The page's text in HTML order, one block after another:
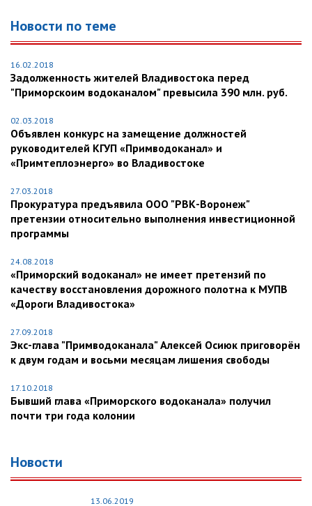
Новости по теме
16.02.2018
Задолженность жителей Владивостока перед
"Приморскоим водоканалом" превысила 390 млн. руб.
02.03.2018
Объявлен конкурс на замещение должностей
руководителей КГУП «Примводоканал» и
«Примтеплоэнерго» во Владивостоке
27.03.2018
Прокуратура предъявила ООО "РВК-Воронеж"
претензии относительно выполнения инвестиционной
программы
24.08.2018
«Приморский водоканал» не имеет претензий по
качеству восстановления дорожного полотна к МУПВ
«Дороги Владивостока»
27.09.2018
Экс-глава "Примводоканала" Алексей Осиюк приговорён
к двум годам и восьми месяцам лишения свободы
17.10.2018
Бывший глава «Приморского водоканала» получил
почти три года колонии
Новости
13.06.2019